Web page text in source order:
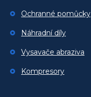
Ochranné pomůcky
Náhradní díly
Vysavače abraziva
Kompresory